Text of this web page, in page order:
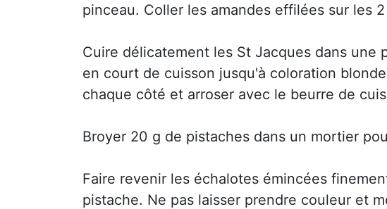
pinceau. Coller les amandes effilées sur les
Cuire délicatement les St Jacques dans une
en court de cuisson jusqu'à coloration
chaque côté et arroser avec le beurre de
Broyer 20 g de pistaches dans un mortier
Faire revenir les échalotes émincées
pistache. Ne pas laisser prendre couleur et